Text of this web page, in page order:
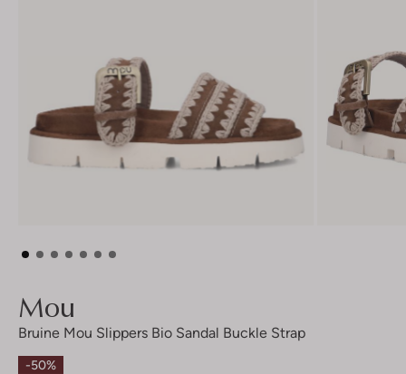
Mou
Bruine Mou Slippers Bio Sandal Buckle Strap
-50%